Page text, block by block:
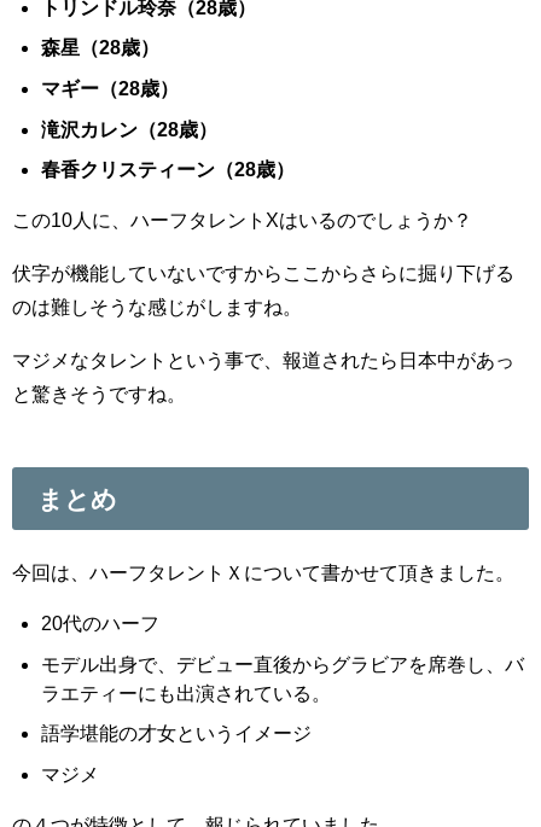
トリンドル玲奈（28歳）
森星（28歳）
マギー（28歳）
滝沢カレン（28歳）
春香クリスティーン（28歳）
この10人に、ハーフタレントXはいるのでしょうか？
伏字が機能していないですからここからさらに掘り下げる
のは難しそうな感じがしますね。
マジメなタレントという事で、報道されたら日本中があっ
と驚きそうですね。
まとめ
今回は、ハーフタレントＸについて書かせて頂きました。
20代のハーフ
モデル出身で、デビュー直後からグラビアを席巻し、バ
ラエティーにも出演されている。
語学堪能の才女というイメージ
マジメ